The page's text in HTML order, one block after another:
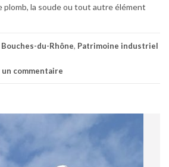
plomb, la soude ou tout autre élément
Bouches-du-Rhône, Patrimoine industriel
un commentaire